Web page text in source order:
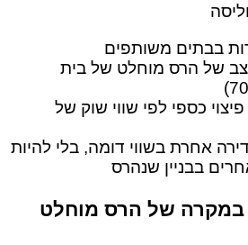
בבתים משותפים
של הרס מוחלט של בית
כספי לפי שווי שוק של
אחרת בשווי דומה, בלי להיות
בבניין שנהרס
במקרה של הרס מוחלט